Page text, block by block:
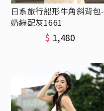
日系旅行船形牛角斜背包-
奶綠配灰1661
$ 1,480